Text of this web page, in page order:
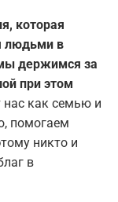
которая
людьми в
держимся за
при этом
нас как семью и
помогаем
никто и
в